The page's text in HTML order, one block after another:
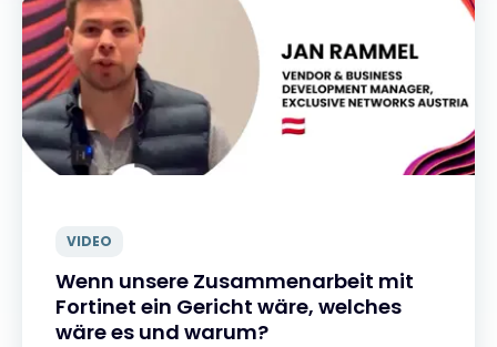
VIDEO
Wenn unsere Zusammenarbeit mit
Fortinet ein Gericht wäre, welches
wäre es und warum?